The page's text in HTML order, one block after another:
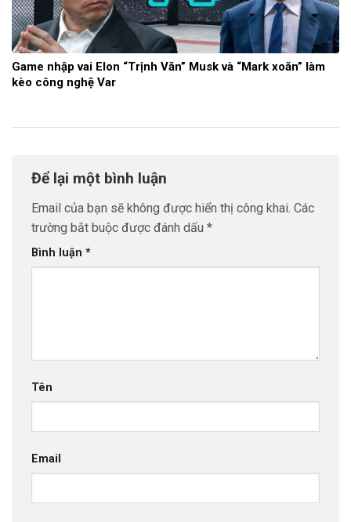
Game nhập vai Elon “Trịnh Văn” Musk và “Mark xoăn” làm
kèo công nghệ Var
Để lại một bình luận
Email của bạn sẽ không được hiển thị công khai. Các
trường bắt buộc được đánh dấu *
Bình luận *
Tên
Email